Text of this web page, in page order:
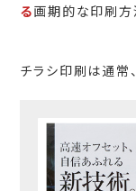
る画期的な印刷方
チラシ印刷は通常